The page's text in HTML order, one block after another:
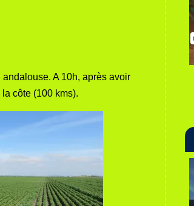
A 10h, après avoir
côte (100 kms).